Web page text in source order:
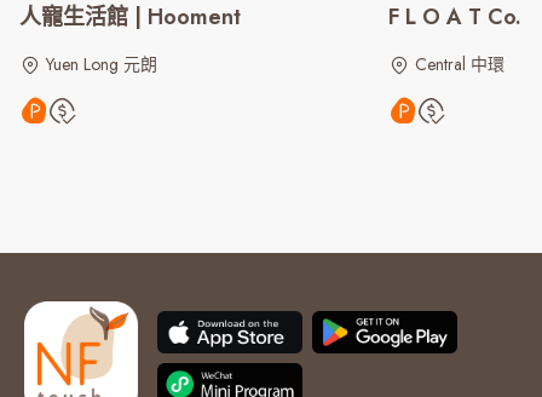
人寵生活館 | Hooment
Yuen Long 元朗
F L O A T Co.
Central 中環